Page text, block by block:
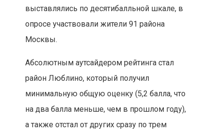
выставлялись по десятибалльной шкале, в
опросе участвовали жители 91 района
Москвы.
Абсолютным аутсайдером рейтинга стал
район Люблино, который получил
минимальную общую оценку (5,2 балла, что
на два балла меньше, чем в прошлом году),
а также отстал от других сразу по трем